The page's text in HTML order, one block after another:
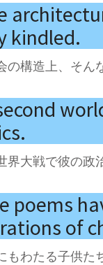
kindled.
の構造上、そん
界大戦で彼の政
poems
of
もわたる子供た